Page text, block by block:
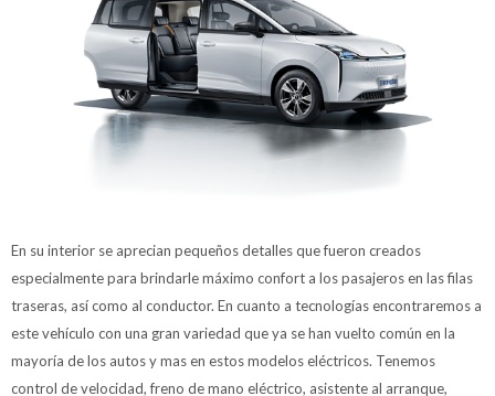
En su interior se aprecian pequeños detalles que fueron creados
especialmente para brindarle máximo confort a los pasajeros en las filas
traseras, así como al conductor. En cuanto a tecnologías encontraremos a
este vehículo con una gran variedad que ya se han vuelto común en la
mayoría de los autos y mas en estos modelos eléctricos. Tenemos
control de velocidad, freno de mano eléctrico, asistente al arranque,